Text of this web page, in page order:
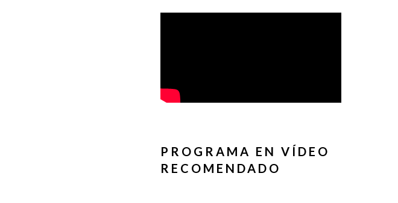
PROGRAMA EN VÍDEO
RECOMENDADO